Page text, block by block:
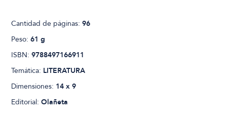
Cantidad de páginas:96
Peso:61 g
ISBN:9788497166911
Temática: LITERATURA
Dimensiones: 14 x 9
Editorial:Olañeta